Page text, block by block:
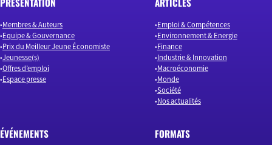
Membres & Auteurs
Equipe & Gouvernance
Prix du Meilleur Jeune Économiste
Jeunesse(s)
Offres d’emploi
Espace presse
Emploi & Compétences
Environnement & Energie
Finance
Industrie & Innovation
Macroéconomie
Monde
Société
Nos actualités
ÉVÉNEMENTS FORMATS